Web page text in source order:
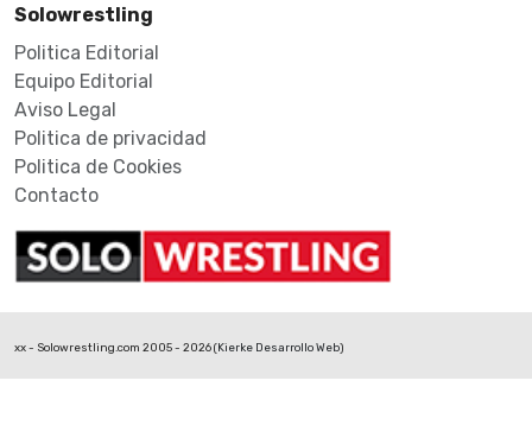
Solowrestling
Politica Editorial
Equipo Editorial
Aviso Legal
Politica de privacidad
Politica de Cookies
Contacto
xx - Solowrestling.com 2005 - 2026 (Kierke Desarrollo Web)